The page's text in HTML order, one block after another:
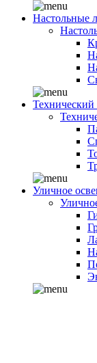
Настольные
Технический
Уличное